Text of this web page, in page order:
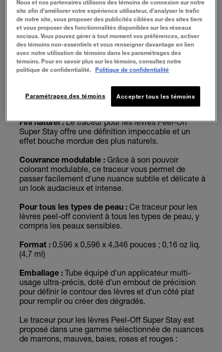
d'un seul geste pour révéler une couleur effet
tatouage qui dure jusqu'à 24 heures. Elle résiste à
tout : à l'oreiller, à la douche, aux repas et aux
boissons.
Formule hydratante longue tenue :Ce traceur-
encre innovant se compose d'un gel-coussin ultra-
confortable enrichi en vitamine E pour une sensation
d'hydratation continue, combiné à des pigments
encreurs haute adhérence pour une tenue
Fini naturel :Le traceur pour les lèvres Peel-Off
Super Stay offre une définition impeccable et un
effet bouche mordue des plus naturels.
Couvrance modulable : Grâce à son pouvoir
colorant modulable, ce traceur vous permet de
passer facilement d'une nuance subtile et délicate à
un look audacieux et intense.
Pour tous les types de peau : Ce traceur pour les
lèvres peel-off convient à tous les types de peau, y
compris les peaux sensibles.
Format : 0,596 x 0,596 x 4,346 pouces ; 0,16 oz liq.
(4,7 ml)
Emballage : Tube équipé d'un applicateur multi-
usage ultra-précis, doté d'un embout de précision
pour définir le contour des lèvres et d'un côté plat
pour remplir ou créer des dégradés.
Le traceur pour les lèvres Peel-Off Super Stay est
proposé dans une gamme sélectionnée de nuances
de marrons, mauves, baies, roses et rouges :
Nous et nos partenaires utilisons des témoins de connexion sur notre
site afin d’améliorer votre expérience utilisateur, d’analyser le trafic
de notre site, vous proposer des publicités ciblées sur des sites tiers
et vous proposer des fonctionnalités disponibles sur les réseaux
sociaux. Vous pouvez gérer à tout moment vos préférences, activer
des témoins non-essentiels et vous renseigner davantage en lien
avec notre utilisation de témoins dans les paramétrages des
témoins. Pour en savoir plus sur les témoins, consultez notre
politique de confidentialité.
Politique de confidentialité
Accepter tous les témoins
Paramétrages des témoins